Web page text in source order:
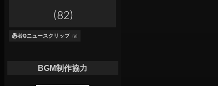
(82)
愚者Qニュースクリップ (9)
BGM制作協力